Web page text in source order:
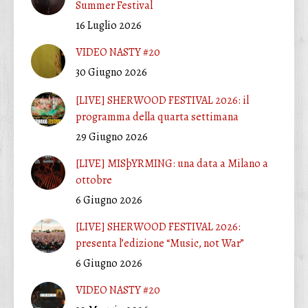
Summer Festival
16 Luglio 2026
VIDEO NASTY #20
30 Giugno 2026
[LIVE] SHERWOOD FESTIVAL 2026: il
programma della quarta settimana
29 Giugno 2026
[LIVE] MISþYRMING: una data a Milano a
ottobre
6 Giugno 2026
[LIVE] SHERWOOD FESTIVAL 2026:
presenta l’edizione “Music, not War”
6 Giugno 2026
VIDEO NASTY #20